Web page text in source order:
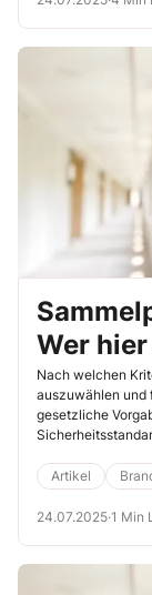
zu gewährleisten.
Vorschriften
Brandschutz
Wer
Leben
Nach welchen
auszuwählen und
gesetzliche
Sammelplätzen
Faktoren wie
Artikel
24.07.2025·1 Min